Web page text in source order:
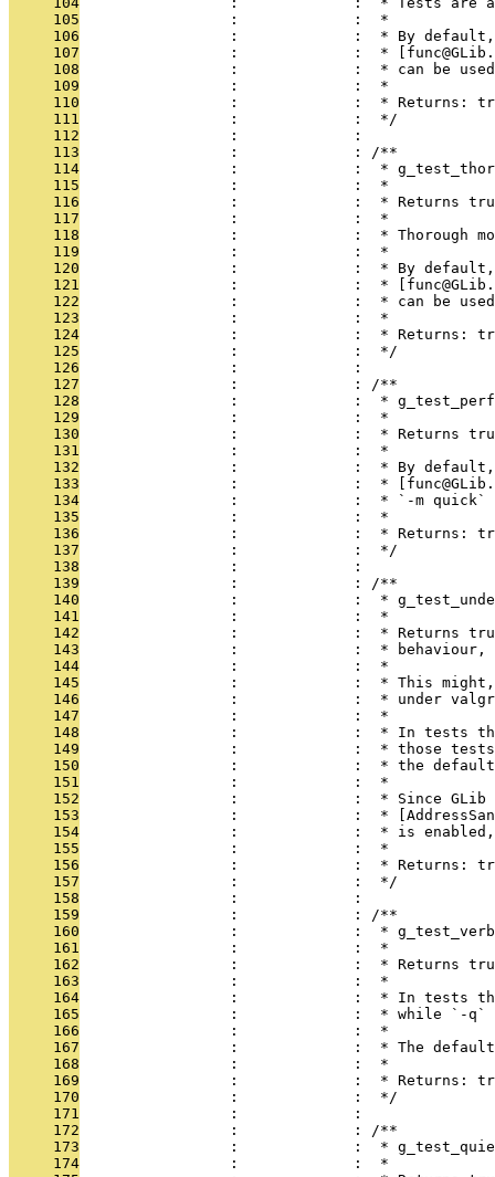
     105
                 :             :  *
     106
:             :  * By
     107
:             :  *
     108
:             :  * can be
     109
                 :             :  *
     110
:             :  * Returns:
     111
                 :             :  */
     112
                 :             :
     113
                 :             : /**
     114
:             :  *
     115
                 :             :  *
     116
:             :  * Returns
     117
                 :             :  *
     118
:             :  * Thorough
     119
                 :             :  *
     120
:             :  * By
     121
:             :  *
     122
:             :  * can be
     123
                 :             :  *
     124
:             :  * Returns:
     125
                 :             :  */
     126
                 :             :
     127
                 :             : /**
     128
:             :  *
     129
                 :             :  *
     130
:             :  * Returns
     131
                 :             :  *
     132
:             :  * By
     133
:             :  *
     134
:             :  * `-m quick`
     135
                 :             :  *
     136
:             :  * Returns:
     137
                 :             :  */
     138
                 :             :
     139
                 :             : /**
     140
:             :  *
     141
                 :             :  *
     142
:             :  * Returns
     143
:             :  *
     144
                 :             :  *
     145
:             :  * This
     146
:             :  * under
     147
                 :             :  *
     148
:             :  * In tests
     149
:             :  * those
     150
:             :  * the
     151
                 :             :  *
     152
:             :  * Since
     153
:             :  *
     154
:             :  * is
     155
                 :             :  *
     156
:             :  * Returns:
     157
                 :             :  */
     158
                 :             :
     159
                 :             : /**
     160
:             :  *
     161
                 :             :  *
     162
:             :  * Returns
     163
                 :             :  *
     164
:             :  * In tests
     165
:             :  * while `-q`
     166
                 :             :  *
     167
:             :  * The
     168
                 :             :  *
     169
:             :  * Returns:
     170
                 :             :  */
     171
                 :             :
     172
                 :             : /**
     173
:             :  *
     174
                 :             :  *